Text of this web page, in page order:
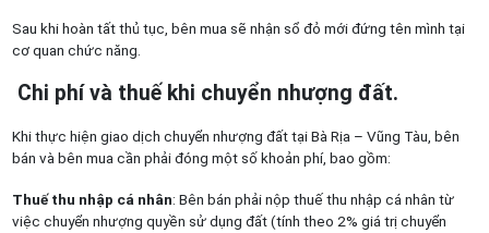
Sau khi hoàn tất thủ tục, bên mua sẽ nhận sổ đỏ mới đứng tên mình tại
cơ quan chức năng.
Chi phí và thuế khi chuyển nhượng đất.
Khi thực hiện giao dịch chuyển nhượng đất tại Bà Rịa – Vũng Tàu, bên
bán và bên mua cần phải đóng một số khoản phí, bao gồm:
Thuế thu nhập cá nhân: Bên bán phải nộp thuế thu nhập cá nhân từ
việc chuyển nhượng quyền sử dụng đất (tính theo 2% giá trị chuyển